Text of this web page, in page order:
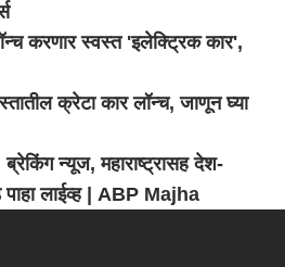
करणार स्वस्त 'इलेक्ट्रिक कार',
क्रेटा कार लॉन्च, जाणून घ्या
ब्रेकिंग न्यूज,महाराष्ट्रासह देश-
पाहा लाईव्ह | ABP Majha